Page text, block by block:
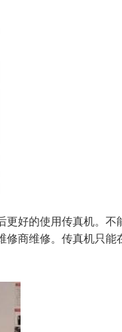
好的使用传真机。
商维修。传真机只能